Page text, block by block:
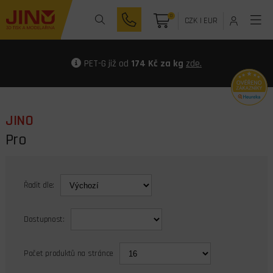
0 CZK| EUR
PET-G již od 174 Kč za kg zde.
JINO
Pro
Řadit dle:
Dostupnost:
Počet produktů na stránce